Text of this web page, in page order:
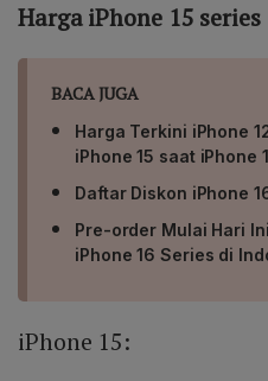
Harga iPhone 15 series
BACA JUGA
Harga Terkini iPhone
iPhone 15 saat iPhone
Daftar Diskon iPhone
Pre-order Mulai Hari
iPhone 16 Series di
iPhone 15: